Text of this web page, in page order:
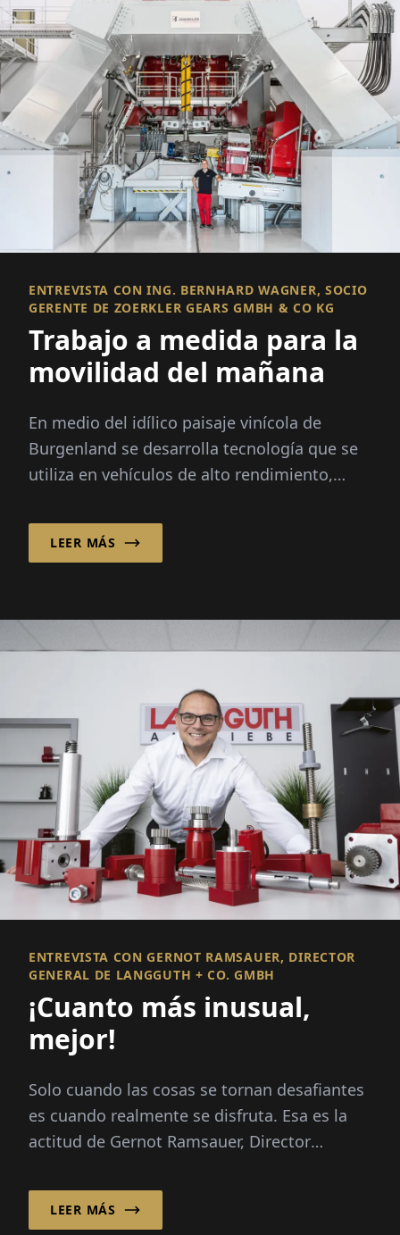
ENTREVISTA CON ING. BERNHARD WAGNER, SOCIO
GERENTE DE ZOERKLER GEARS GMBH & CO KG
Trabajo a medida para la
movilidad del mañana
En medio del idílico paisaje vinícola de
Burgenland se desarrolla tecnología que se
utiliza en vehículos de alto rendimiento,
LEER MÁS
ENTREVISTA CON GERNOT RAMSAUER, DIRECTOR
GENERAL DE LANGGUTH + CO. GMBH
¡Cuanto más inusual,
mejor!
Solo cuando las cosas se tornan desafiantes
es cuando realmente se disfruta. Esa es la
actitud de Gernot Ramsauer, Director
LEER MÁS